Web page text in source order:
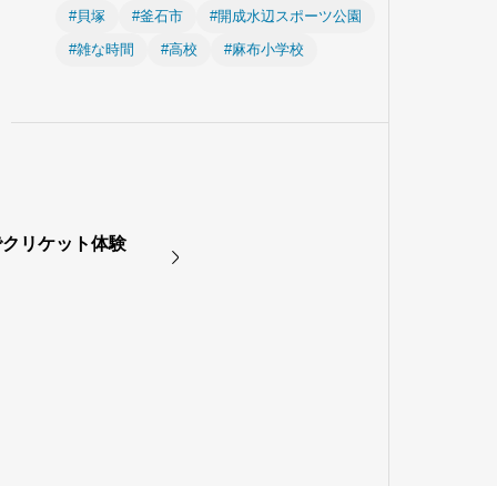
#貝塚
#釜石市
#開成水辺スポーツ公園
#雑な時間
#高校 #麻布小学校
リケット体験